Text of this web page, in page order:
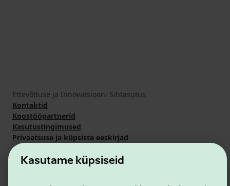
Kasutame küpsiseid
Ettevõtluse ja Innovatsiooni Sihtasutus
Kontaktid
Koostööpartnerid
Kasutustingimused
Privaatsuse ja küpsiste eeskirjad